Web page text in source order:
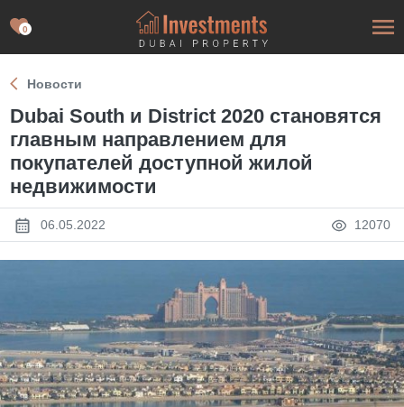
0
Новости
Dubai South и District 2020 становятся
главным направлением для
покупателей доступной жилой
недвижимости
06.05.2022 12070